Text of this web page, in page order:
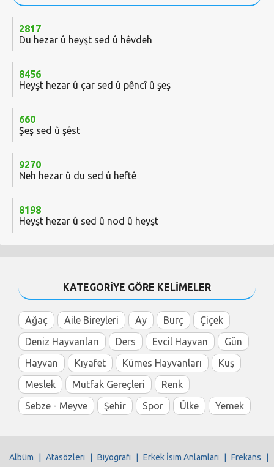
2817
Du hezar û heyşt sed û hêvdeh
8456
Heyşt hezar û çar sed û pêncî û şeş
660
Şeş sed û şêst
9270
Neh hezar û du sed û heftê
8198
Heyşt hezar û sed û nod û heyşt
KATEGORİYE GÖRE KELİMELER
Ağaç Aile Bireyleri Ay Burç
Çiçek
Deniz Hayvanları
Ders Evcil Hayvan
Gün
Hayvan
Kıyafet Kümes Hayvanları
Kuş
Meslek
Mutfak Gereçleri
Renk
Sebze - Meyve
Şehir Spor Ülke Yemek
Albüm Atasözleri Biyografi Erkek İsim Anlamları Frekans